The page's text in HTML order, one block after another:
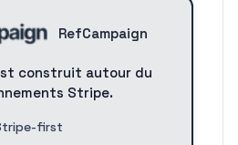
RefCampaign
construit autour du
Stripe.
first